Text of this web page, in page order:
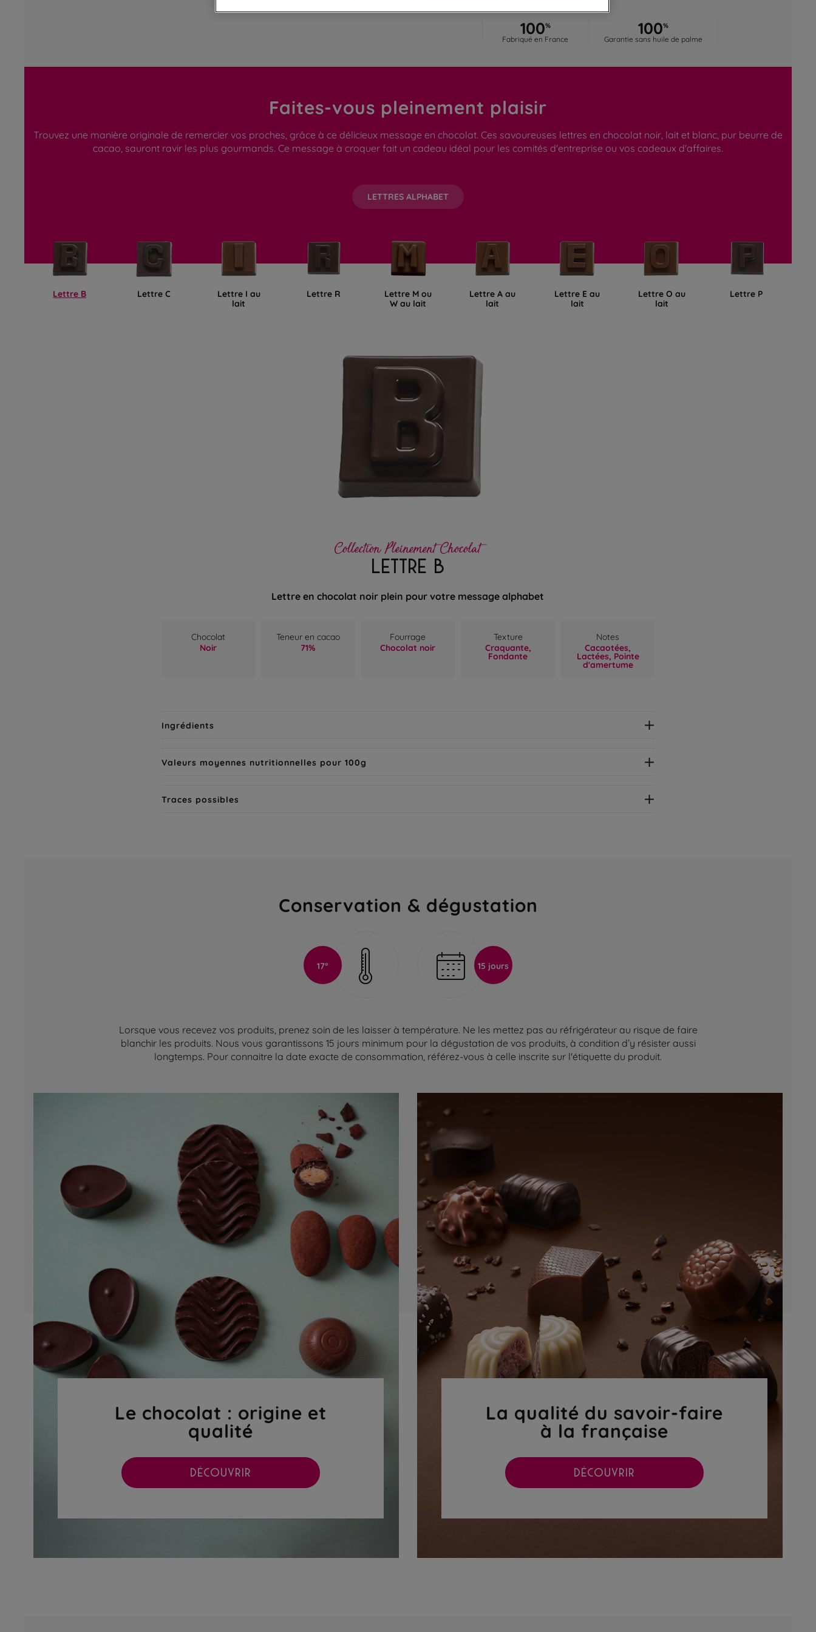
100%
Fabriqué en France 100%
Garantie sans huile de palme
Faites-vous pleinement plaisir
Trouvez une manière originale de remercier vos proches, grâce à ce délicieux message en chocolat. Ces savoureuses lettres en chocolat noir, lait et blanc, pur beurre de
cacao, sauront ravir les plus gourmands. Ce message à croquer fait un cadeau idéal pour les comités d'entreprise ou vos cadeaux d'affaires.
LETTRES ALPHABET
Lettre B Lettre C Lettre I au
lait
Lettre R Lettre M ou
W au lait
Lettre A au
lait
Lettre E au
lait
Lettre O au
lait
Lettre P
Collection Pleinement Chocolat
LETTRE B
Lettre en chocolat noir plein pour votre message alphabet
Chocolat
Noir
Teneur en cacao
71%
Fourrage
Chocolat noir
Texture
Craquante,
Fondante
Notes
Cacaotées,
Lactées, Pointe
d'amertume
Ingrédients
Valeurs moyennes nutritionnelles pour 100g
Traces possibles
Conservation & dégustation
17° 15 jours
Lorsque vous recevez vos produits, prenez soin de les laisser à température. Ne les mettez pas au réfrigérateur au risque de faire
blanchir les produits. Nous vous garantissons 15 jours minimum pour la dégustation de vos produits, à condition d’y résister aussi
longtemps. Pour connaitre la date exacte de consommation, référez-vous à celle inscrite sur l'étiquette du produit.
Le chocolat : origine et
qualité
DÉCOUVRIR
La qualité du savoir-faire
à la française
DÉCOUVRIR